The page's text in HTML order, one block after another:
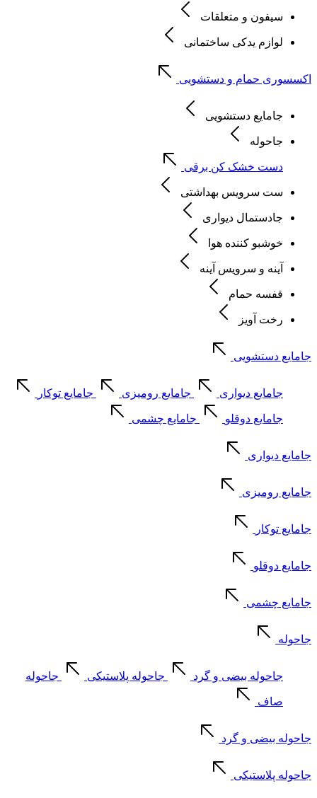
سیفون و متعلقات
لوازم یدکی ساختمانی
اکسسوری حمام و دستشویی
جامایع دستشویی
جاحوله
دست خشک کن برقی
ست سرویس بهداشتی
جادستمال دیواری
خوشبو کننده هوا
آینه و سرویس آینه
قفسه حمام
رخت آویز
جامایع دستشویی
جامایع دیواری جامایع رومیزی جامایع توکار
جامایع دوقلو جامایع چشمی
جامایع دیواری
جامایع رومیزی
جامایع توکار
جامایع دوقلو
جامایع چشمی
جاحوله
جاحوله بیضی و گرد جاحوله پلاستیکی جاحوله
صاف
جاحوله بیضی و گرد
جاحوله پلاستیکی